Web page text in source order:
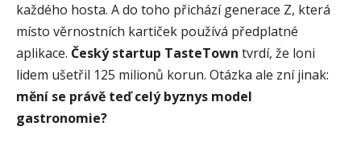
každého hosta. A do toho přichází generace Z, která
místo věrnostních kartiček používá předplatné
aplikace. Český startup TasteTown tvrdí, že loni
lidem ušetřil 125 milionů korun. Otázka ale zní jinak:
mění se právě teď celý byznys model
gastronomie?